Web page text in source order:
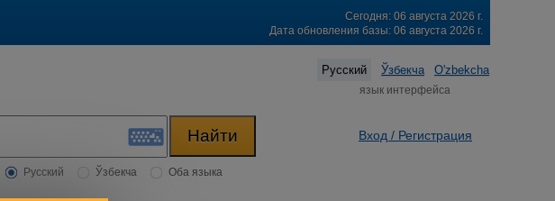
Сегодня: 06 августа 2026 г.
Дата обновления базы: 06 августа 2026 г.
Русский Ўзбекча O'zbekcha
язык интерфейса
Русский Ўзбекча Оба языка
Вход / Регистрация